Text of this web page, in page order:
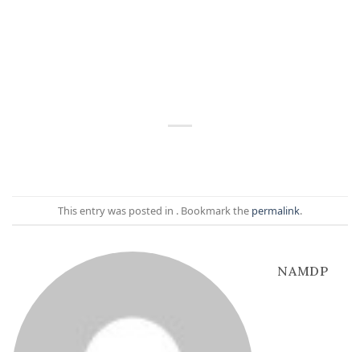
This entry was posted in . Bookmark the permalink.
NAMDP